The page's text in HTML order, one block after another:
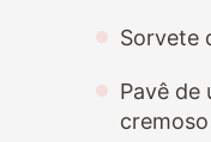
Sorvete
Pavê de
cremoso